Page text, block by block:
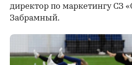
директор по маркетингу СЗ
Забрамный.